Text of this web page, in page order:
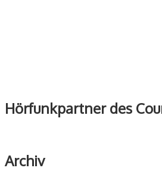
Hörfunkpartner des
Archiv